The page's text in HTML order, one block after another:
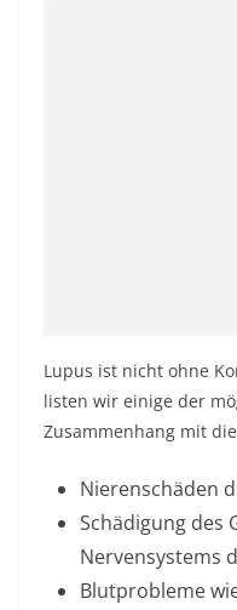
Lupus ist nicht ohne
listen wir einige der
Zusammenhang mit
Nierenschäden
Schädigung des
Nervensystems
Blutprobleme